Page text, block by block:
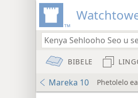
BIBELE
Mareka 10 Phetolelo